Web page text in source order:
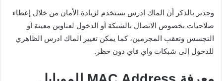
وجدير بالذكر أن الماك ادرس يستخدم لزيادة الأمان من خلال إعطاء
صلاحيات بخصوص الاتصال بالشبكة أو الدخول لعناوين معينة أو
التجسس وتعقب المجرمين، كما يمكن تغيير الماك ادرس الظاهري
للدخول إلى شبكات واي فاي دون حظر.